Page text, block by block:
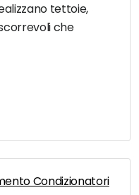
tettoie,
che
Condizionatori